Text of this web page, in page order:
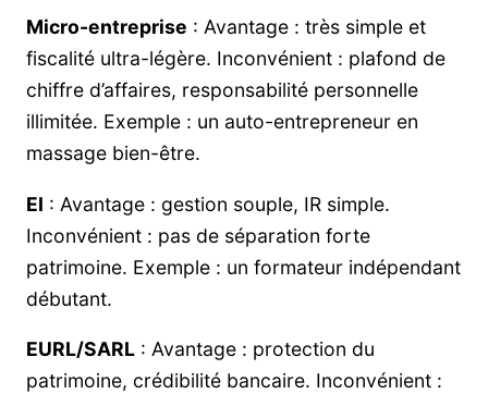
Micro-entreprise : Avantage : très simple et
fiscalité ultra-légère. Inconvénient : plafond de
chiffre d’affaires, responsabilité personnelle
illimitée. Exemple : un auto-entrepreneur en
massage bien-être.
EI : Avantage : gestion souple, IR simple.
Inconvénient : pas de séparation forte
patrimoine. Exemple : un formateur indépendant
débutant.
EURL/SARL : Avantage : protection du
patrimoine, crédibilité bancaire. Inconvénient :